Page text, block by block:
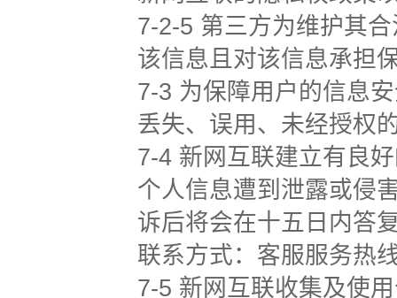
7-2-5 第三方为维护其
该信息且对该信息承担
7-3 为保障用户的信息
丢失、误用、未经授权
7-4 新网互联建立有良
个人信息遭到泄露或侵
诉后将会在十五日内答
联系方式：客服服务热
7-5 新网互联收集及使